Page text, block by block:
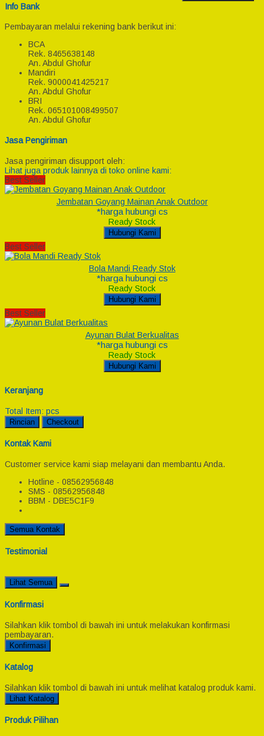
Info Bank
Pembayaran melalui rekening bank berikut ini:
BCA
Rek. 8465638148
An. Abdul Ghofur
Mandiri
Rek. 9000041425217
An. Abdul Ghofur
BRI
Rek. 065101008499507
An. Abdul Ghofur
Jasa Pengiriman
Jasa pengiriman disupport oleh:
Lihat juga produk lainnya di toko online kami:
Best Seller
Jembatan Goyang Mainan Anak Outdoor
*harga hubungi cs
Ready Stock
Hubungi Kami
Best Seller
Bola Mandi Ready Stok
*harga hubungi cs
Ready Stock
Hubungi Kami
Best Seller
Ayunan Bulat Berkualitas
*harga hubungi cs
Ready Stock
Hubungi Kami
Keranjang
Total Item: pcs
Rincian Checkout
Kontak Kami
Customer service kami siap melayani dan membantu Anda.
Hotline - 08562956848
SMS - 08562956848
BBM - DBE5C1F9
Semua Kontak
Testimonial
Lihat Semua
Konfirmasi
Silahkan klik tombol di bawah ini untuk melakukan konfirmasi
pembayaran.
Konfirmasi
Katalog
Silahkan klik tombol di bawah ini untuk melihat katalog produk kami.
Lihat Katalog
Produk Pilihan